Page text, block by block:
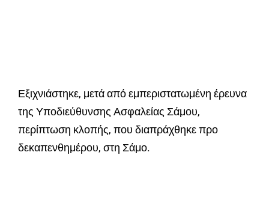
Εξιχνιάστηκε, μετά από εμπεριστατωμένη έρευνα
της Υποδιεύθυνσης Ασφαλείας Σάμου,
περίπτωση κλοπής, που διαπράχθηκε προ
δεκαπενθημέρου, στη Σάμο.